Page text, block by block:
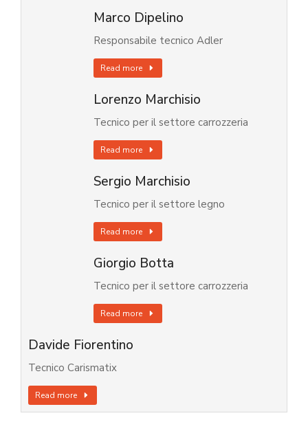
Marco Dipelino
Responsabile tecnico Adler
Read more
Lorenzo Marchisio
Tecnico per il settore carrozzeria
Read more
Sergio Marchisio
Tecnico per il settore legno
Read more
Giorgio Botta
Tecnico per il settore carrozzeria
Read more
Davide Fiorentino
Tecnico Carismatix
Read more